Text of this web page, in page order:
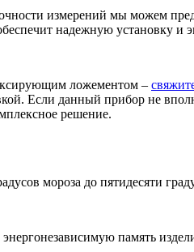
измерений мы можем
надежную установку и
ложементом –
Если данный прибор не
решение.
мороза до пятидесяти
память